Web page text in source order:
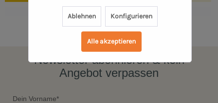
Newsletter abonnieren & kein
Angebot verpassen
Dein Vorname*
Ablehnen Konfigurieren
Alle akzeptieren